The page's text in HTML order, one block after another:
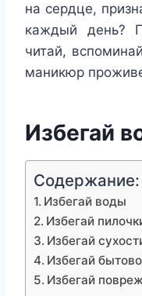
на сердце,
каждый день?
читай,
маникюр
Избегай
Содержание:
Избегай воды
Избегай
Избегай
Избегай
Избегай